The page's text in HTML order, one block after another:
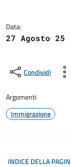
Data:
27 Agosto 25
Condividi
Argomenti
Immigrazione
INDICE DELLA